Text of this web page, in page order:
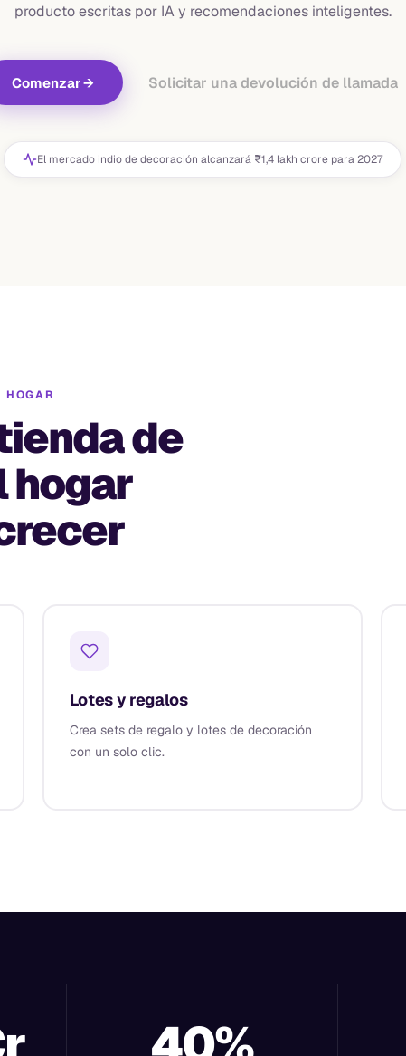
producto escritas por IA y recomendaciones inteligentes.
Comenzar→ Solicitar una devolución de llamada
El mercado indio de decoración alcanzará ₹1,4 lakh crore para 2027
HOGAR
de
hogar
Lotes y regalos
Crea sets de regalo y lotes de decoración
con un solo clic.